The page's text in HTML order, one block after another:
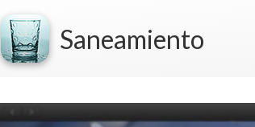
Saneamiento